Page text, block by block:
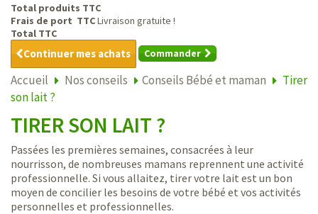
Total produits TTC
Frais de port TTCLivraison gratuite !
Total TTC
Continuer mes achats Commander
Accueil Nos conseils Conseils Bébé et maman
Tirer
son lait ?
TIRER SON LAIT ?
Passées les premières semaines, consacrées à leur
nourrisson, de nombreuses mamans reprennent une activité
professionnelle. Si vous allaitez, tirer votre lait est un bon
moyen de concilier les besoins de votre bébé et vos activités
personnelles et professionnelles.